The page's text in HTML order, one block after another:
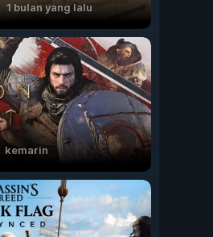
1 bulan yang lalu
kemarin